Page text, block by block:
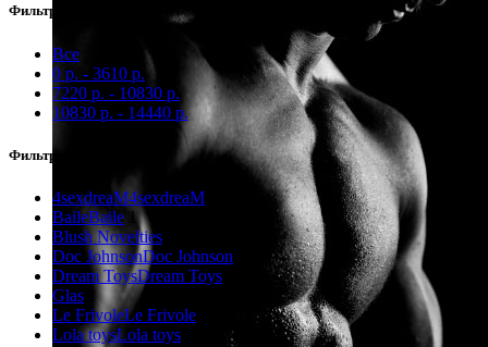
Фильтр по цене
Все
0 р. - 3610 р.
7220 р. - 10830 р.
10830 р. - 14440 р.
Фильтр по бренду
4sexdreaM4sexdreaM
BaileBaile 1
Blush Novelties
Doc JohnsonDoc Johnson
Dream ToysDream Toys
Glas
Le FrivoleLe Frivole
Lola toysLola toys